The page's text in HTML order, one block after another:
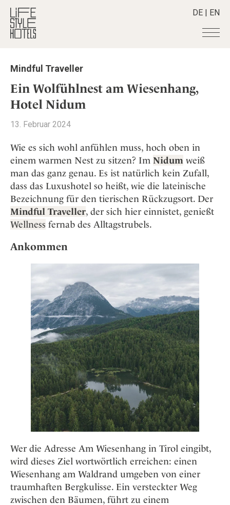
DE | EN
Hotels +
Alle Hotels
Alpine Lifestyle
City
Countryside
Mindful Traveller
New Member
Wellness
Destinationen
Alle Destinationen
Griechenland
Indien
Indonesien
Italien
Japan
Kroatien
Mexico
Schweden
Spanien
Schweiz
Stories +
Alle Stories
Aktiv & Wellness
Culture
Design & Architektur
Eat & Drink
Mindful Traveller
Osterkalender
Persönlichkeiten
Shop +
Alle Produkte
Lifestylehotels BOOK
The Stylemate Magazin/e
Gutschein/Voucher
Smart Traveller +
Alle Smart Deals
Smart Traveller
Newsletter Anmeldung
Newsletter
Become a member
+
Member Benefits
Register your Hotel
About us +
Mission Statement
Career
Kontakt
Adventkalender
Mindful Traveller
Ein Wolfühlnest am Wiesenhang,
Hotel Nidum
13. Februar 2024
Wie es sich wohl anfühlen muss, hoch oben in
einem warmen Nest zu sitzen? Im Nidum weiß
man das ganz genau. Es ist natürlich kein Zufall,
dass das Luxushotel so heißt, wie die lateinische
Bezeichnung für den tierischen Rückzugsort. Der
Mindful Traveller, der sich hier einnistet, genießt
Wellness fernab des Alltagstrubels.
Ankommen
Wer die Adresse Am Wiesenhang in Tirol eingibt,
wird dieses Ziel wortwörtlich erreichen: einen
Wiesenhang am Waldrand umgeben von einer
traumhaften Bergkulisse. Ein versteckter Weg
zwischen den Bäumen, führt zu einem